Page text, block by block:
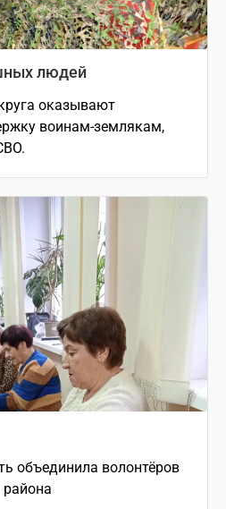
людей
оказывают
воинам-землякам,
объединила волонтёров
района